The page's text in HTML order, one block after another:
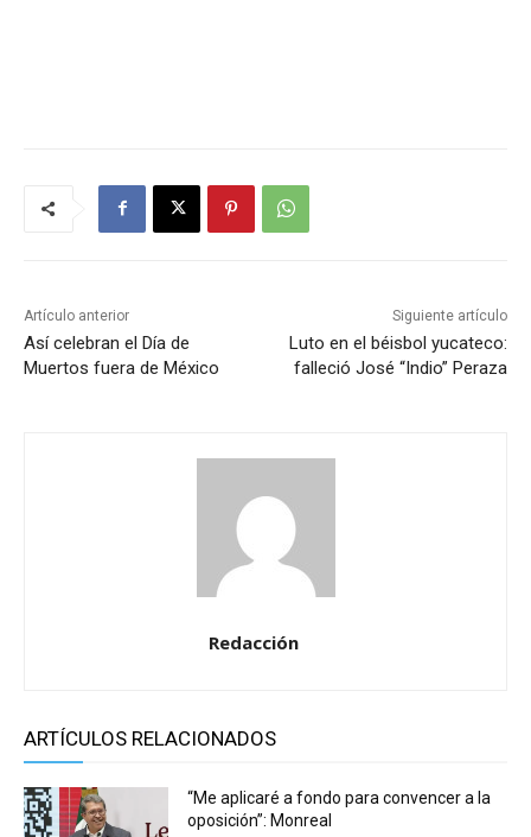
Artículo anterior
Así celebran el Día de
Muertos fuera de México
Siguiente artículo
Luto en el béisbol yucateco:
falleció José “Indio” Peraza
Redacción
ARTÍCULOS RELACIONADOS
“Me aplicaré a fondo para convencer a la
oposición”: Monreal